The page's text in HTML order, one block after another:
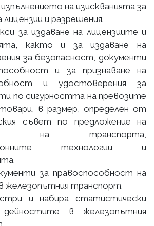
на изискванията за
лицензии и разрешения.
за издаване на лицензиите и
както и за издаване на
за безопасност, документи
и за признаване на
и удостоверения за
по сигурността на превозите
в размер, определен от
съвет по предложение на
на транспорта,
технологии и
за правоспособност на
железопътния транспорт.
и набира статистически
в железопътния